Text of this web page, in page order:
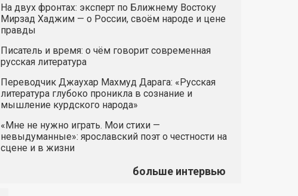
На двух фронтах: эксперт по Ближнему Востоку
Мирзад Хаджим — о России, своём народе и цене
правды
Писатель и время: о чём говорит современная
русская литература
Переводчик Джаухар Махмуд Дарага: «Русская
литература глубоко проникла в сознание и
мышление курдского народа»
«Мне не нужно играть. Мои стихи —
невыдуманные»: ярославский поэт о честности на
сцене и в жизни
больше интервью